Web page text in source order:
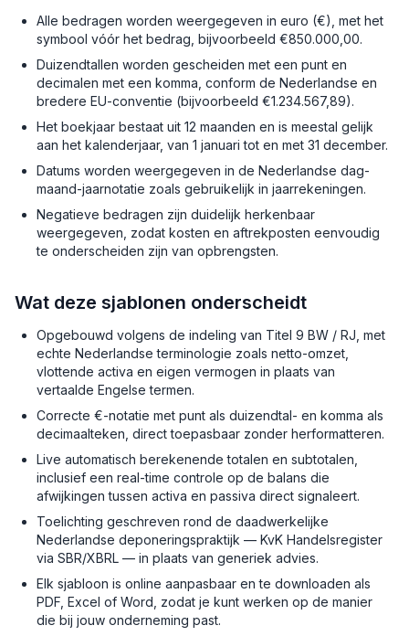
Alle bedragen worden weergegeven in euro (€), met het
symbool vóór het bedrag, bijvoorbeeld €850.000,00.
Duizendtallen worden gescheiden met een punt en
decimalen met een komma, conform de Nederlandse en
bredere EU-conventie (bijvoorbeeld €1.234.567,89).
Het boekjaar bestaat uit 12 maanden en is meestal gelijk
aan het kalenderjaar, van 1 januari tot en met 31 december.
Datums worden weergegeven in de Nederlandse dag-
maand-jaarnotatie zoals gebruikelijk in jaarrekeningen.
Negatieve bedragen zijn duidelijk herkenbaar
weergegeven, zodat kosten en aftrekposten eenvoudig
te onderscheiden zijn van opbrengsten.
Wat deze sjablonen onderscheidt
Opgebouwd volgens de indeling van Titel 9 BW / RJ, met
echte Nederlandse terminologie zoals netto-omzet,
vlottende activa en eigen vermogen in plaats van
vertaalde Engelse termen.
Correcte €-notatie met punt als duizendtal- en komma als
decimaalteken, direct toepasbaar zonder herformatteren.
Live automatisch berekenende totalen en subtotalen,
inclusief een real-time controle op de balans die
afwijkingen tussen activa en passiva direct signaleert.
Toelichting geschreven rond de daadwerkelijke
Nederlandse deponeringspraktijk — KvK Handelsregister
via SBR/XBRL — in plaats van generiek advies.
Elk sjabloon is online aanpasbaar en te downloaden als
PDF, Excel of Word, zodat je kunt werken op de manier
die bij jouw onderneming past.